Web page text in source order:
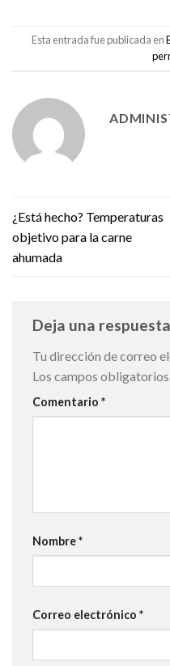
Esta entrada fue publicada en
¿Está hecho? Temperaturas
objetivo para la carne
ahumada
Deja una respuesta
Tu dirección de correo
Los campos
Comentario *
Nombre*
Correo electrónico *